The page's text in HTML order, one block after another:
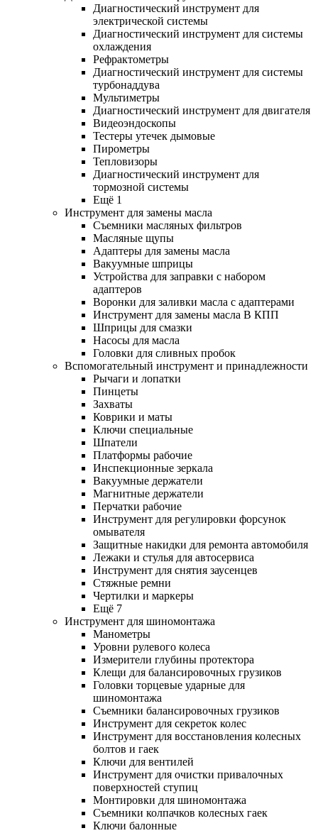
Диагностический инструмент для
электрической системы
Диагностический инструмент для системы
охлаждения
Рефрактометры
Диагностический инструмент для системы
турбонаддува
Мультиметры
Диагностический инструмент для двигателя
Видеоэндоскопы
Тестеры утечек дымовые
Пирометры
Тепловизоры
Диагностический инструмент для
тормозной системы
Ещё 1
Инструмент для замены масла
Съемники масляных фильтров
Масляные щупы
Адаптеры для замены масла
Вакуумные шприцы
Устройства для заправки с набором
адаптеров
Воронки для заливки масла с адаптерами
Инструмент для замены масла В КПП
Шприцы для смазки
Насосы для масла
Головки для сливных пробок
Вспомогательный инструмент и принадлежности
Рычаги и лопатки
Пинцеты
Захваты
Коврики и маты
Ключи специальные
Шпатели
Платформы рабочие
Инспекционные зеркала
Вакуумные держатели
Магнитные держатели
Перчатки рабочие
Инструмент для регулировки форсунок
омывателя
Защитные накидки для ремонта автомобиля
Лежаки и стулья для автосервиса
Инструмент для снятия заусенцев
Стяжные ремни
Чертилки и маркеры
Ещё 7
Инструмент для шиномонтажа
Манометры
Уровни рулевого колеса
Измерители глубины протектора
Клещи для балансировочных грузиков
Головки торцевые ударные для
шиномонтажа
Съемники балансировочных грузиков
Инструмент для секреток колес
Инструмент для восстановления колесных
болтов и гаек
Ключи для вентилей
Инструмент для очистки привалочных
поверхностей ступиц
Монтировки для шиномонтажа
Съемники колпачков колесных гаек
Ключи балонные